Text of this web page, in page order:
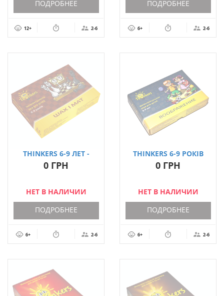
ПОДРОБНЕЕ
12+ 2-6
ПОДРОБНЕЕ
6+ 2-6
THINKERS 6-9 ЛЕТ -
ШАХ И МАТ (УКР.)
0 ГРН
НЕТ В НАЛИЧИИ
ПОДРОБНЕЕ
6+ 2-6
THINKERS 6-9 РОКІВ
ВИПУСК 2 - УЯВА
0 ГРН
НЕТ В НАЛИЧИИ
ПОДРОБНЕЕ
6+ 2-6